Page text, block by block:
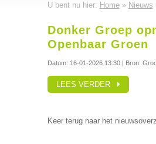
U bent nu hier: Home» Nieuws
Donker Groep
Openbaar Groen
Datum: 16-01-2026 13:30| Bron:
LEES VERDER
Keer terug naar het